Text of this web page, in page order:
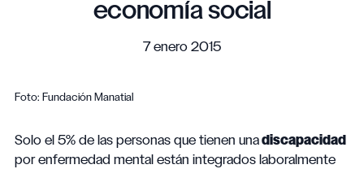
economía social
7 enero 2015
Foto: Fundación Manatial
Solo el 5% de las personas que tienen una discapacidad
por enfermedad mental están integrados laboralmente